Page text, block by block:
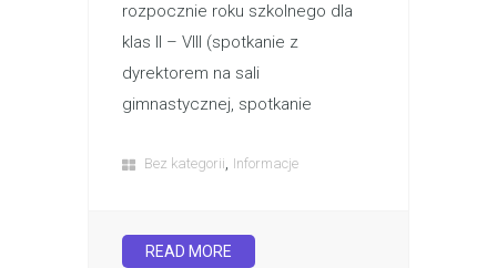
rozpocznie roku szkolnego dla
klas II – VIII (spotkanie z
dyrektorem na sali
gimnastycznej, spotkanie
Bez kategorii, Informacje
READ MORE